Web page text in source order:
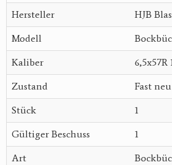
Hersteller HJB
Modell
Kaliber 6,5x57R
Zustand Fast neu
Stück 1
Gültiger Beschuss 1
Art